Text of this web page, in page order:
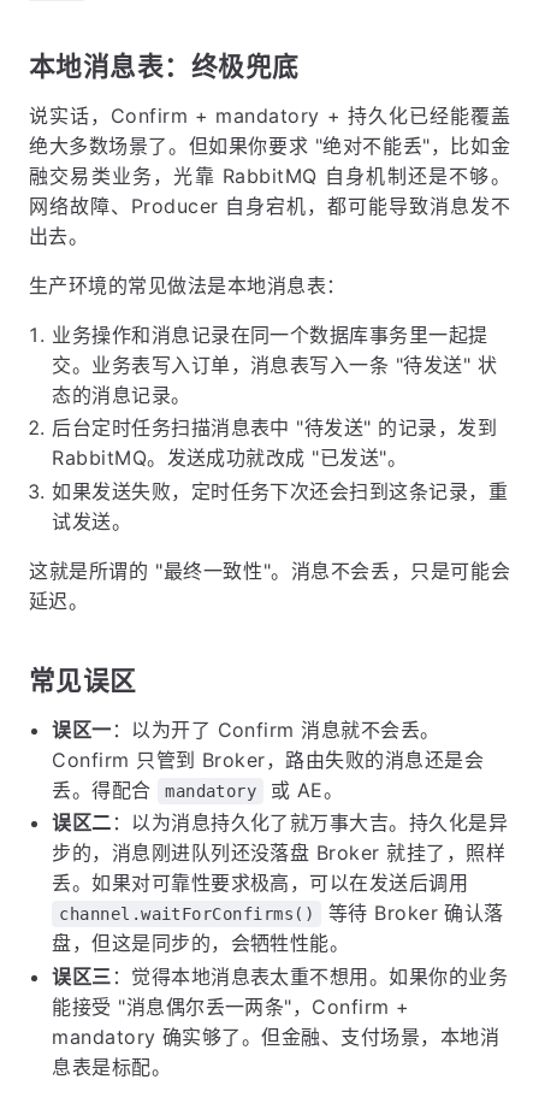
本地消息表：终极兜底
说实话，Confirm + mandatory + 持久化已经能覆盖
绝大多数场景了。但如果你要求 "绝对不能丢"，比如金
融交易类业务，光靠 RabbitMQ 自身机制还是不够。
网络故障、Producer 自身宕机，都可能导致消息发不
出去。
生产环境的常见做法是本地消息表：
业务操作和消息记录在同一个数据库事务里一起提
交。业务表写入订单，消息表写入一条 "待发送" 状
态的消息记录。
后台定时任务扫描消息表中 "待发送" 的记录，发到
RabbitMQ。发送成功就改成 "已发送"。
如果发送失败，定时任务下次还会扫到这条记录，重
试发送。
这就是所谓的 "最终一致性"。消息不会丢，只是可能会
延迟。
常见误区
误区一 ：以为开了 Confirm 消息就不会丢。
Confirm 只管到 Broker，路由失败的消息还是会
丢。得配合
mandatory
或 AE。
误区二 ：以为消息持久化了就万事大吉。持久化是异
步的，消息刚进队列还没落盘 Broker 就挂了，照样
丢。如果对可靠性要求极高，可以在发送后调用
channel.waitForConfirms()
等待 Broker 确认落
盘，但这是同步的，会牺牲性能。
误区三 ：觉得本地消息表太重不想用。如果你的业务
能接受 "消息偶尔丢一两条"，Confirm +
mandatory 确实够了。但金融、支付场景，本地消
息表是标配。